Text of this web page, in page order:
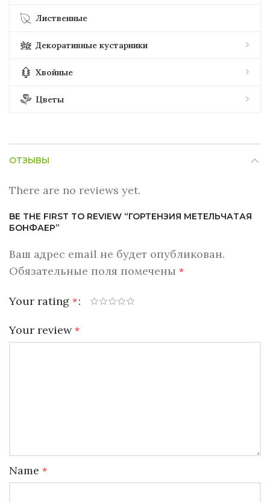
Лиственные
Декоративные кустарники
Хвойные
Цветы
ОТЗЫВЫ
There are no reviews yet.
BE THE FIRST TO REVIEW “ГОРТЕНЗИЯ МЕТЕЛЬЧАТАЯ
БОНФАЕР”
Ваш адрес email не будет опубликован.
Обязательные поля помечены *
Your rating *
Your review *
Name *